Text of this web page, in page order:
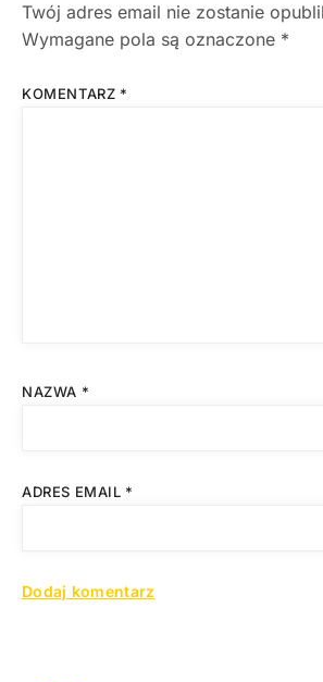
Twój adres email nie zostanie
Wymagane pola są oznaczone *
KOMENTARZ *
NAZWA *
ADRES EMAIL *